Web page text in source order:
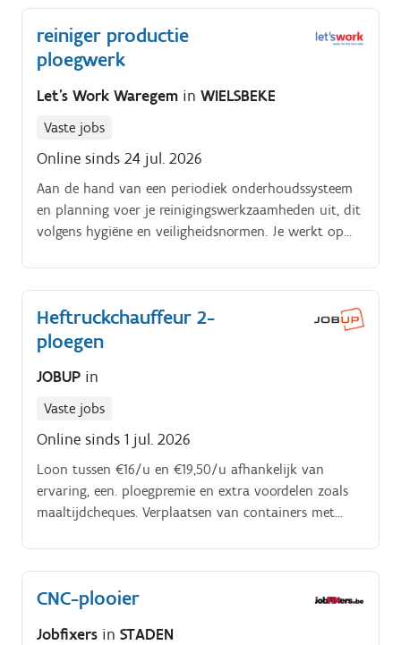
reiniger productie
ploegwerk
Let's Work Waregem in WIELSBEKE
Vaste jobs
Online sinds 24 jul. 2026
Aan de hand van een periodiek onderhoudssysteem
en planning voer je reinigingswerkzaamheden uit, dit
volgens hygiëne en veiligheidsnormen. Je werkt op
reinigingsmateriaal zoals hogedrukspuiten,
veegmachines, reinigingstoestellen Tijdens ombouw
reinig je ook de installaties.
Heftruckchauffeur 2-
ploegen
JOBUP in
Vaste jobs
Online sinds 1 jul. 2026
Loon tussen €16/u en €19,50/u afhankelijk van
ervaring, een. ploegpremie en extra voordelen zoals
maaltijdcheques. Verplaatsen van containers met
CNC-plooier
Jobfixers in STADEN